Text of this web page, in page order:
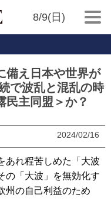
8/9(日)
備え日本や世界が
で波乱と混乱の時
民主同盟＞か？
2024/02/16
あれ程苦しめた「大波
の「大波」を無効化す
州の自己利益のため